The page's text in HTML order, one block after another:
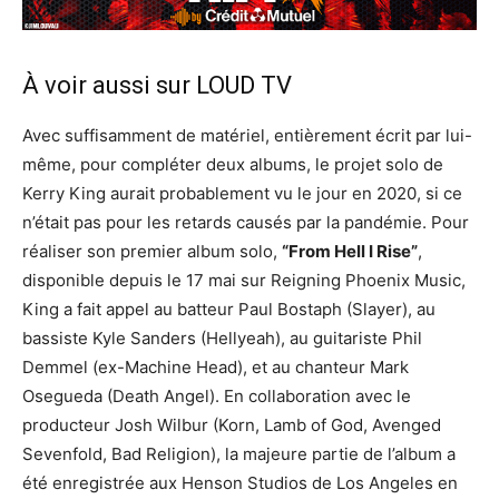
À voir aussi sur LOUD TV
Avec suffisamment de matériel, entièrement écrit par lui-
même, pour compléter deux albums, le projet solo de
Kerry King aurait probablement vu le jour en 2020, si ce
n’était pas pour les retards causés par la pandémie. Pour
réaliser son premier album solo, “From Hell I Rise”,
disponible depuis le 17 mai sur Reigning Phoenix Music,
King a fait appel au batteur Paul Bostaph (Slayer), au
bassiste Kyle Sanders (Hellyeah), au guitariste Phil
Demmel (ex-Machine Head), et au chanteur Mark
Osegueda (Death Angel). En collaboration avec le
producteur Josh Wilbur (Korn, Lamb of God, Avenged
Sevenfold, Bad Religion), la majeure partie de l’album a
été enregistrée aux Henson Studios de Los Angeles en